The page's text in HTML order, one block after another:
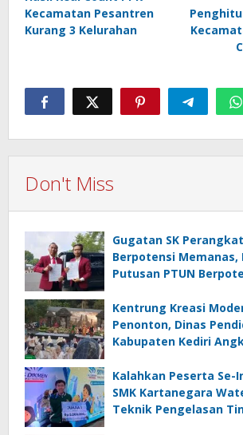
Kecamatan Pesantren
Kurang 3 Kelurahan
Don't Miss
Gugatan SK
Berpotensi Memanas,
Putusan PTUN
Kentrung Kreasi
Penonton, Dinas
Kabupaten Kediri
Kalahkan Peserta Se-
SMK Kartanegara
Teknik Pengelasan